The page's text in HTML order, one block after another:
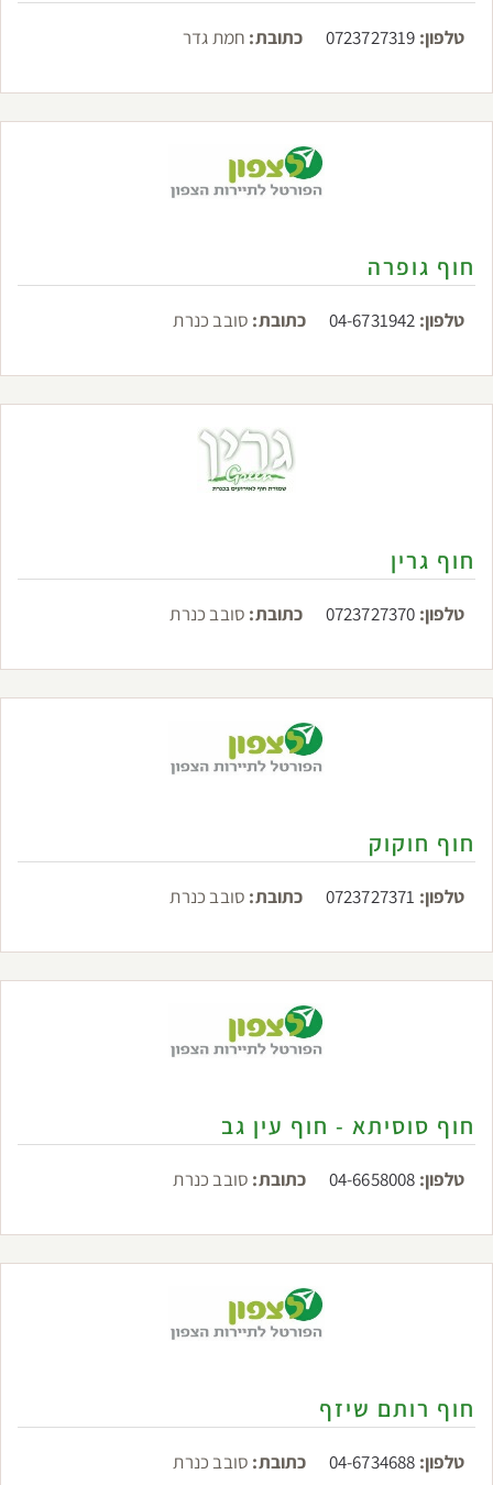
טלפון: 0723727319 כתובת: חמת גדר
חוף גופרה
טלפון: 04-6731942 כתובת: סובב כנרת
חוף גרין
טלפון: 0723727370 כתובת: סובב כנרת
חוף חוקוק
טלפון: 0723727371 כתובת: סובב כנרת
חוף סוסיתא - חוף עין גב
טלפון: 04-6658008 כתובת: סובב כנרת
חוף רותם שיזף
טלפון: 04-6734688 כתובת: סובב כנרת